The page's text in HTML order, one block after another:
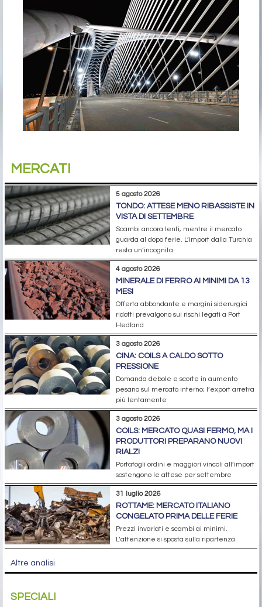
MERCATI
5 agosto 2026
TONDO: ATTESE MENO RIBASSISTE IN
VISTA DI SETTEMBRE
Scambi ancora lenti, mentre il mercato
guarda al dopo ferie. L’import dalla Turchia
resta un’incognita
4 agosto 2026
MINERALE DI FERRO AI MINIMI DA 13
MESI
Offerta abbondante e margini siderurgici
ridotti prevalgono sui rischi legati a Port
Hedland
3 agosto 2026
CINA: COILS A CALDO SOTTO
PRESSIONE
Domanda debole e scorte in aumento
pesano sul mercato interno; l’export arretra
più lentamente
3 agosto 2026
COILS: MERCATO QUASI FERMO, MA I
PRODUTTORI PREPARANO NUOVI
RIALZI
Portafogli ordini e maggiori vincoli all’import
sostengono le attese per settembre
31 luglio 2026
ROTTAME: MERCATO ITALIANO
CONGELATO PRIMA DELLE FERIE
Prezzi invariati e scambi ai minimi.
L’attenzione si sposta sulla ripartenza
Altre analisi
SPECIALI